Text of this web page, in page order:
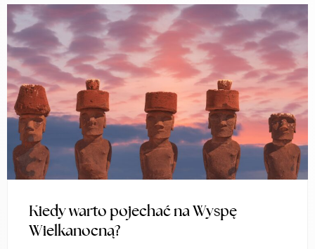
Kiedy warto pojechać na Wyspę
Wielkanocną?